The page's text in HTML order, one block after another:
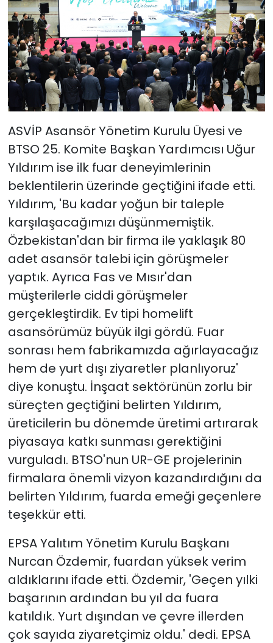
ASVİP Asansör Yönetim Kurulu Üyesi ve
BTSO 25. Komite Başkan Yardımcısı Uğur
Yıldırım ise ilk fuar deneyimlerinin
beklentilerin üzerinde geçtiğini ifade etti.
Yıldırım, 'Bu kadar yoğun bir taleple
karşılaşacağımızı düşünmemiştik.
Özbekistan'dan bir firma ile yaklaşık 80
adet asansör talebi için görüşmeler
yaptık. Ayrıca Fas ve Mısır'dan
müşterilerle ciddi görüşmeler
gerçekleştirdik. Ev tipi homelift
asansörümüz büyük ilgi gördü. Fuar
sonrası hem fabrikamızda ağırlayacağız
hem de yurt dışı ziyaretler planlıyoruz'
diye konuştu. İnşaat sektörünün zorlu bir
süreçten geçtiğini belirten Yıldırım,
üreticilerin bu dönemde üretimi artırarak
piyasaya katkı sunması gerektiğini
vurguladı. BTSO'nun UR-GE projelerinin
firmalara önemli vizyon kazandırdığını da
belirten Yıldırım, fuarda emeği geçenlere
teşekkür etti.
EPSA Yalıtım Yönetim Kurulu Başkanı
Nurcan Özdemir, fuardan yüksek verim
aldıklarını ifade etti. Özdemir, 'Geçen yılki
başarının ardından bu yıl da fuara
katıldık. Yurt dışından ve çevre illerden
çok sayıda ziyaretçimiz oldu.' dedi. EPSA